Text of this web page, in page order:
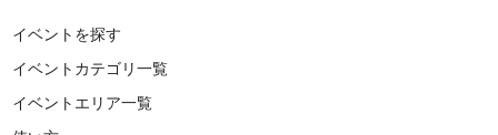
イベントを探す
イベントカテゴリ一覧
イベントエリア一覧